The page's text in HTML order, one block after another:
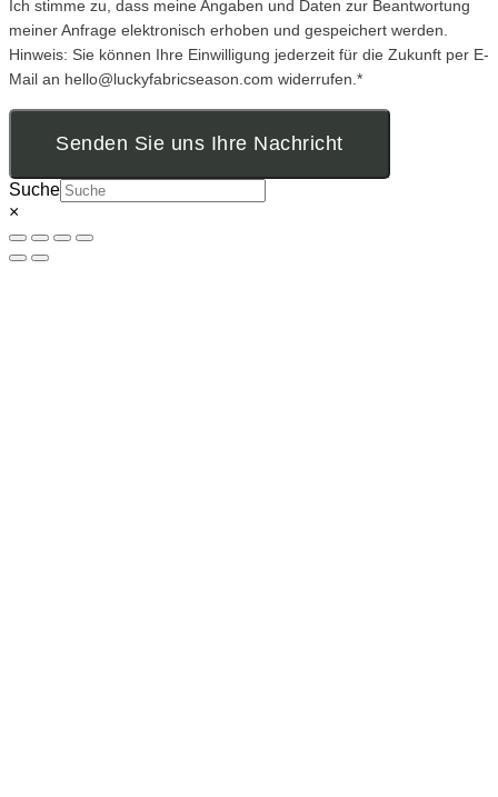
Ich stimme zu, dass meine Angaben und Daten zur Beantwortung
meiner Anfrage elektronisch erhoben und gespeichert werden.
Hinweis: Sie können Ihre Einwilligung jederzeit für die Zukunft per E-
Mail an hello@luckyfabricseason.com widerrufen.*
Senden Sie uns Ihre Nachricht
Suche
×